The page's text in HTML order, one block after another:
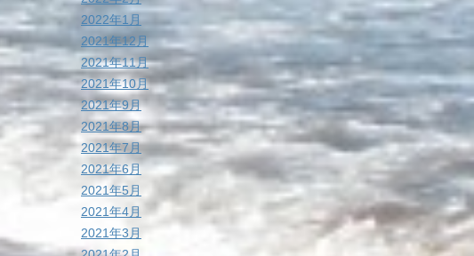
2022年1月
2021年12月
2021年11月
2021年10月
2021年9月
2021年8月
2021年7月
2021年6月
2021年5月
2021年4月
2021年3月